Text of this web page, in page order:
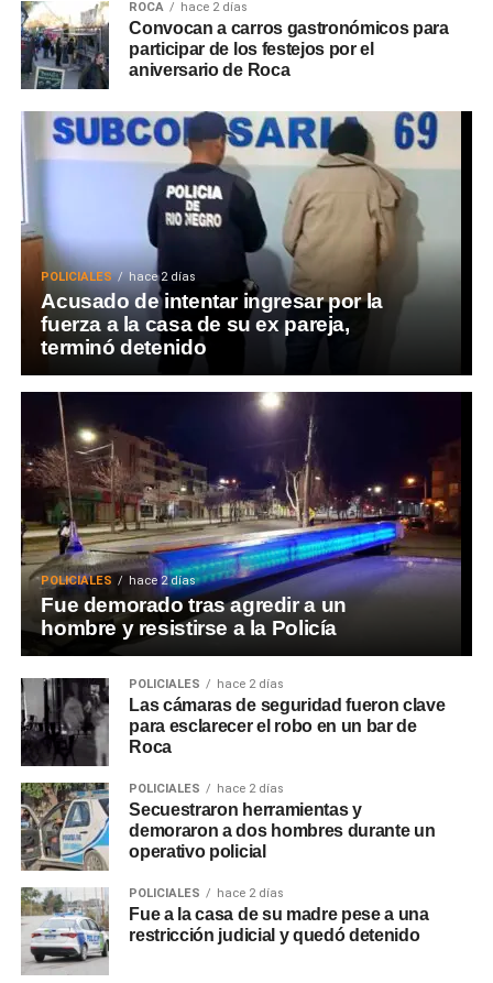
ROCA hace 2 días
Convocan a carros gastronómicos para
participar de los festejos por el
aniversario de Roca
POLICIALES hace 2 días
Acusado de intentar ingresar por la
fuerza a la casa de su ex pareja,
terminó detenido
POLICIALES hace 2 días
Fue demorado tras agredir a un
hombre y resistirse a la Policía
POLICIALES hace 2 días
Las cámaras de seguridad fueron clave
para esclarecer el robo en un bar de
Roca
POLICIALES hace 2 días
Secuestraron herramientas y
demoraron a dos hombres durante un
operativo policial
POLICIALES hace 2 días
Fue a la casa de su madre pese a una
restricción judicial y quedó detenido